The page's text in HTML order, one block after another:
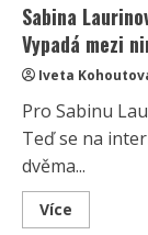
Sabina
Vypadá mezi
Iveta
Pro Sabinu
Teď se na
dvěma...
Více
more